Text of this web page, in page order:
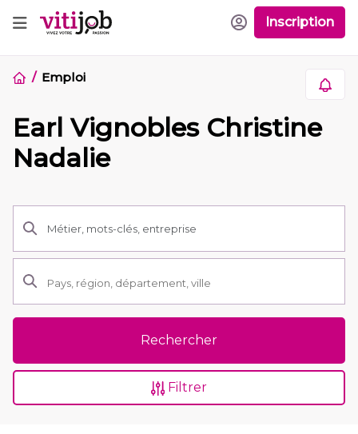
Inscription
Emploi
Earl Vignobles Christine
Nadalie
Rechercher
Filtrer